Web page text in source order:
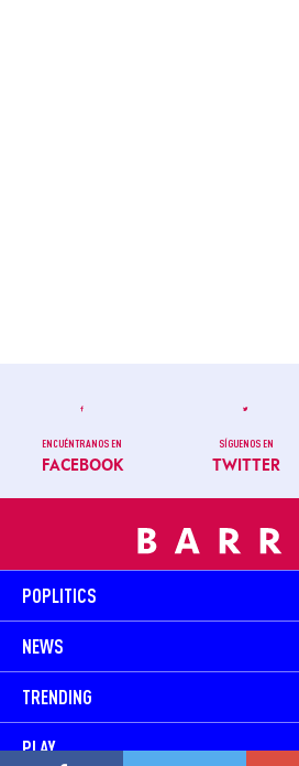
ENCUÉNTRANOS EN
FACEBOOK
SÍGUENOS EN
TWITTER
POPLITICS
NEWS
TRENDING
PLAY